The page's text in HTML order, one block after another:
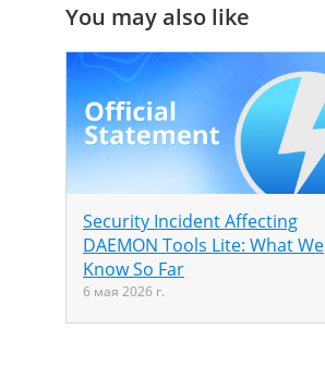
You may also like
Security Incident Affecting
DAEMON Tools Lite: What We
Know So Far
6 мая 2026 г.